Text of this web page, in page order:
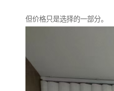
但价格只是选择的一部分。